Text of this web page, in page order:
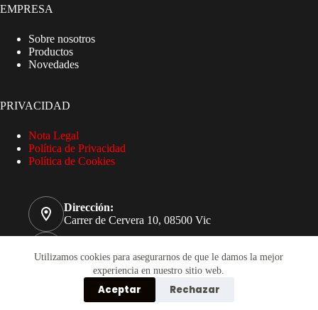
Utilizamos cookies para asegurarnos de que le damos la mejor
experiencia en nuestro sitio web.
Aceptar Rechazar
EMPRESA
Sobre nosotros
Productos
Novedades
PRIVACIDAD
Nota Legal
Política de Privacidad
Política de Cookies
Dirección:
Carrer de Cervera 10, 08500 Vic
93 885 32 51
Correo electrónico
compres@pasema.com